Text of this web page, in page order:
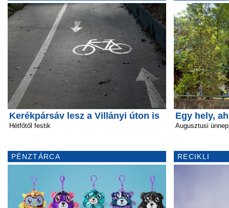
Kerékpársáv lesz a Villányi úton is
Hétfőtől festik
PÉNZTÁRCA
Egy hely,
Augusztusi
RECIKLI